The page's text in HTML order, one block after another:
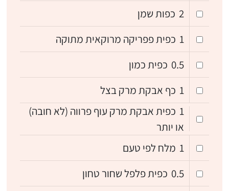
2 כפות שמן
1 כפית פפריקה מרוקאית מתוקה
0.5 כפית כמון
1 כף אבקת מרק בצל
1 כפית אבקת מרק עוף פרווה (לא חובה)
או יותר
1 מלח לפי טעם
0.5 כפית פלפל שחור טחון